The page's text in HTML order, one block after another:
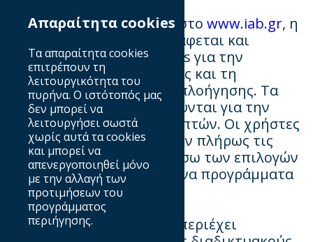
Κατά την περιήγησή σας στο www.iab.gr, η
IP διεύθυνσή σας καταγράφεται και
χρησιμοποιούνται cookies για την
ανάλυση επισκεψιμότητας και τη
βελτίωση της εμπειρίας πλοήγησης. Τα
cookies δεν χρησιμοποιούνται για την
ταυτοποίηση των επισκεπτών. Οι χρήστες
μπορούν να διαχειριστούν πλήρως τις
ρυθμίσεις των cookies μέσω των επιλογών
που παρέχουν τα σύγχρονα προγράμματα
περιήγησης.
Ο ιστότοπος
περιέχει
Απαραίτητα cookies
Τα απαραίτητα cookies
επιτρέπουν τη
λειτουργικότητα του
πυρήνα. Ο ιστότοπός μας
δεν μπορεί να
λειτουργήσει σωστά
χωρίς αυτά τα cookies
και μπορεί να
απενεργοποιηθεί μόνο
με την αλλαγή των
προτιμήσεων του
προγράμματος
περιήγησης.